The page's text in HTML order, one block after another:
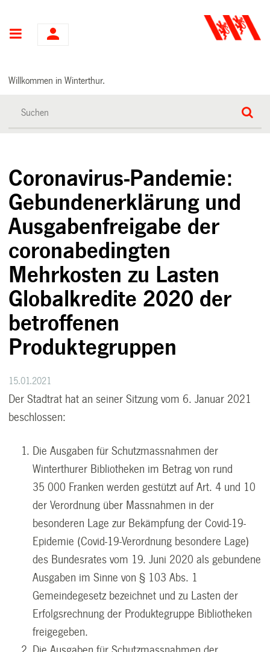
Hauptnavigation
Willkommen in Winterthur.
Coronavirus-Pandemie:
Gebundenerklärung und
Ausgabenfreigabe der
coronabedingten
Mehrkosten zu Lasten
Globalkredite 2020 der
betroffenen
Produktegruppen
15.01.2021
Der Stadtrat hat an seiner Sitzung vom 6. Januar 2021
beschlossen:
Die Ausgaben für Schutzmassnahmen der
Winterthurer Bibliotheken im Betrag von rund
35 000 Franken werden gestützt auf Art. 4 und 10
der Verordnung über Massnahmen in der
besonderen Lage zur Bekämpfung der Covid-19-
Epidemie (Covid-19-Verordnung besondere Lage)
des Bundesrates vom 19. Juni 2020 als gebundene
Ausgaben im Sinne von § 103 Abs. 1
Gemeindegesetz bezeichnet und zu Lasten der
Erfolgsrechnung der Produktegruppe Bibliotheken
freigegeben.